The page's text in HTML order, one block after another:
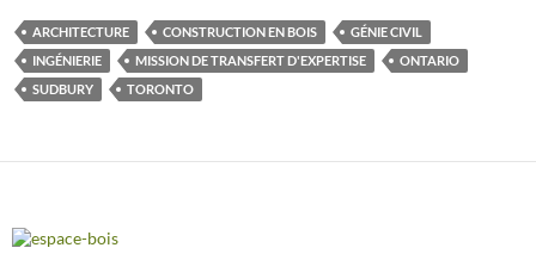
ARCHITECTURE CONSTRUCTION EN BOIS
GÉNIE CIVIL
INGÉNIERIE
MISSION DE TRANSFERT D'EXPERTISE
ONTARIO
SUDBURY
TORONTO